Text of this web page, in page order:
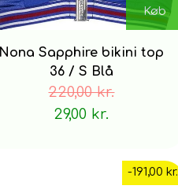
Køb
Nona Sapphire bikini top
36 / S Blå
220,00 kr.
29,00 kr.
-191,00 kr.